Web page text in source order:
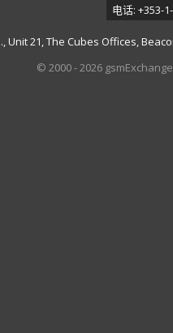
电话: +353-
Unit 21, The Cubes Offices,
© 2000 - 2026